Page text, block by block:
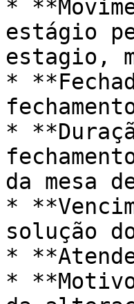
*
estágio
estagio,
*
*
da mesa
*
solução
*
*